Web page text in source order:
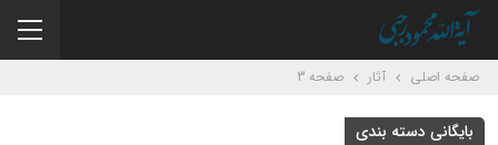
صفحه اصلی آثار صفحه 3
بایگانی دسته بندی